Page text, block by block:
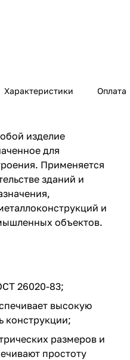
Характеристики Оплата
изделие
для
Применяется
зданий и
и
объектов.
26020-83;
высокую
конструкции;
размеров и
простоту